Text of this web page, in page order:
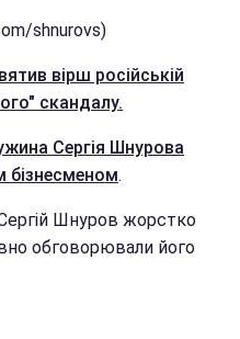
shnurovs)
вірш російській
скандалу.
Сергія Шнурова
бізнесменом.
Шнуров жорстко
обговорювали його